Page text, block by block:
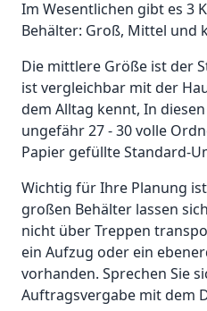
Im Wesentlichen gibt es 3
Behälter: Groß, Mittel und
Die mittlere Größe ist der
ist vergleichbar mit der
dem Alltag kennt, In
ungefähr 27 - 30 volle
Papier gefüllte Standard-
Wichtig für Ihre Planung
großen Behälter lassen
nicht über Treppen
ein Aufzug oder ein
vorhanden. Sprechen Sie
Auftragsvergabe mit dem